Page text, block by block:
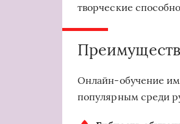
творческие
Онлайн-обучение
популярным среди